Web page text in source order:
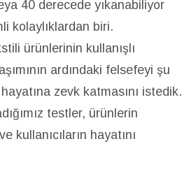
40 derecede yıkanabiliyor
kolaylıklardan biri.
ürünlerinin kullanışlı
ardındaki felsefeyi şu
zevk katmasını istedik.
testler, ürünlerin
kullanıcıların hayatını